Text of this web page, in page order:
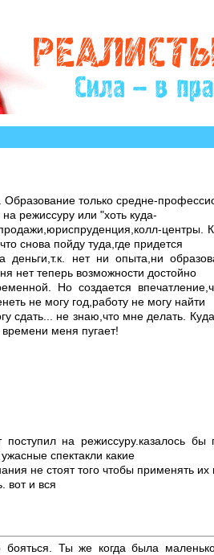
которых остро
только средне-
режиссуру или "хоть куда-
центры.
снова пойду туда,где придется
деньги,т.к. нет ни опыта,ни
нет теперь возможности достойно
Но создается
не могу год,работу не могу найти
сдать... не знаю,что мне делать.
времени меня пугает!
на режиссуру.казалось
спектакли какие
не стоят того чтобы применять
вот и вся
Ты же когда была